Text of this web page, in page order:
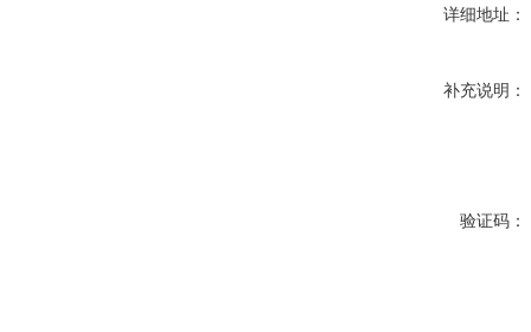
详细地址：
补充说明：
验证码：